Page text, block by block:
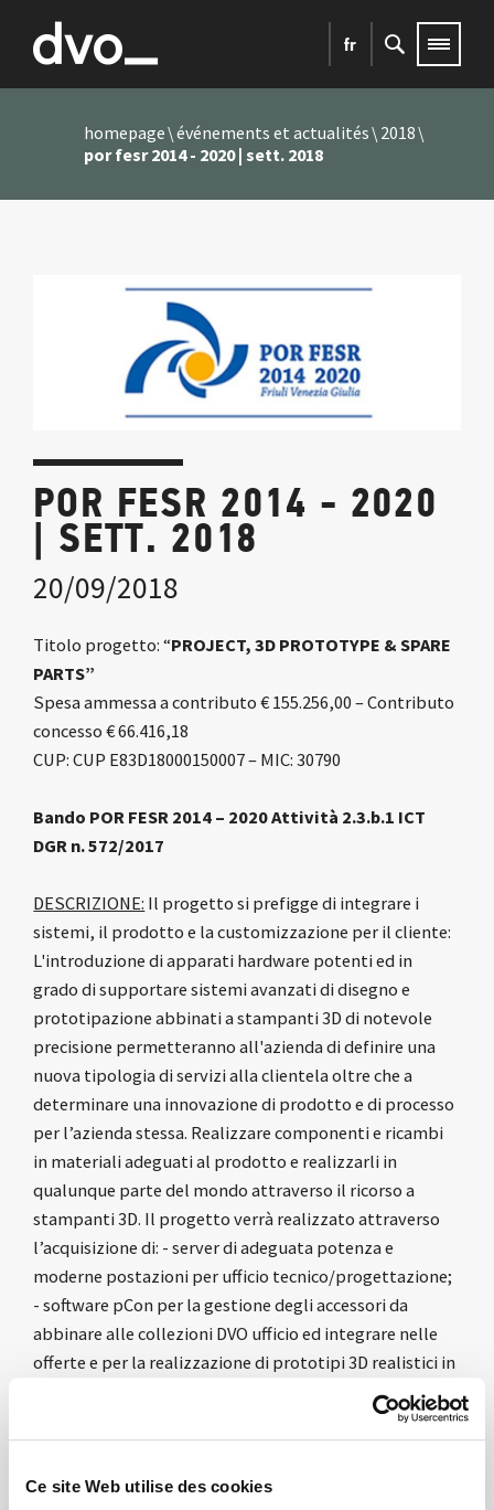
Ce site Web utilise des cookies
fr
homepage événements et actualités 2018
por fesr 2014 - 2020 | sett. 2018
POR FESR 2014 - 2020
| SETT. 2018
20/09/2018
Titolo progetto: “PROJECT, 3D PROTOTYPE & SPARE
PARTS”
Spesa ammessa a contributo € 155.256,00 – Contributo
concesso € 66.416,18
CUP: CUP E83D18000150007 – MIC: 30790
Bando POR FESR 2014 – 2020 Attività 2.3.b.1 ICT
DGR n. 572/2017
DESCRIZIONE: Il progetto si prefigge di integrare i
sistemi, il prodotto e la customizzazione per il cliente:
L'introduzione di apparati hardware potenti ed in
grado di supportare sistemi avanzati di disegno e
prototipazione abbinati a stampanti 3D di notevole
precisione permetteranno all'azienda di definire una
nuova tipologia di servizi alla clientela oltre che a
determinare una innovazione di prodotto e di processo
per l’azienda stessa. Realizzare componenti e ricambi
in materiali adeguati al prodotto e realizzarli in
qualunque parte del mondo attraverso il ricorso a
stampanti 3D. Il progetto verrà realizzato attraverso
l’acquisizione di: - server di adeguata potenza e
moderne postazioni per ufficio tecnico/progettazione;
- software pCon per la gestione degli accessori da
abbinare alle collezioni DVO ufficio ed integrare nelle
offerte e per la realizzazione di prototipi 3D realistici in
tutte le loro componenti come da richieste clienti; -
stampante 3D professionale ad elevata precisione per
realizzazione di componenti di ricambistica.